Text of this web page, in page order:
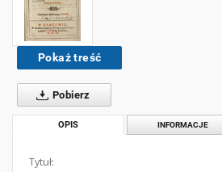
Pokaż treść
Pobierz
OPIS INFORMACJE
Tytuł: